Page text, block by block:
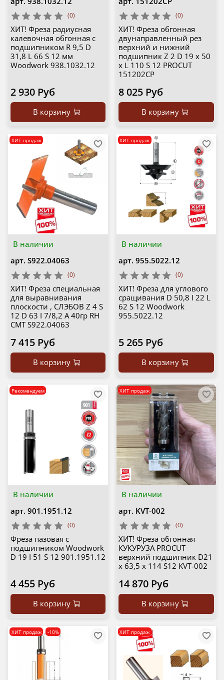
(0)
ХИТ! Фреза радиусная
калевочная обгонная с
подшипником R 9,5 D
31,8 L 66 S 12 мм
Woodwork 938.1032.12
2 930 Руб
В корзину
(0)
ХИТ! Фреза обгонная
двунаправленный рез
верхний и нижний
подшипник Z 2 D 19 x 50
x L 110 S 12 PROCUT
151202CP
8 025 Руб
В корзину
В наличии
ХИТ продаж
арт. S922.04063
(0)
ХИТ! Фреза специальная
для выравнивания
плоскости , СЛЭБОВ Z 4 S
12 D 63 I 7/8,2 A 40гр RH
CMT S922.04063
7 415 Руб
В корзину
В наличии
ХИТ продаж
арт. 955.5022.12
(0)
ХИТ! Фреза для углового
сращивания D 50,8 I 22 L
62 S 12 Woodwork
955.5022.12
5 265 Руб
В корзину
В наличии
Рекомендуем
арт. 901.1951.12
(0)
Фреза пазовая с
подшипником Woodwork
D 19 I 51 S 12 901.1951.12
4 455 Руб
В корзину
В наличии
ХИТ продаж
арт. KVT-002
(0)
ХИТ! Фреза обгонная
КУКУРУЗА PROCUT
верхний подшипник D21
x 63,5 x 114 S12 KVT-002
14 870 Руб
В корзину
ХИТ продаж -10% ХИТ продаж